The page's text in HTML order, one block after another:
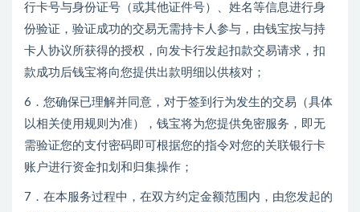
行卡号与身份证号（或其他证件号）、姓名等信息进行身
份验证，验证成功的交易无需持卡人参与，由钱宝按与持
卡人协议所获得的授权，向发卡行发起扣款交易请求，扣
款成功后钱宝将向您提供出款明细以供核对；
6．您确保已理解并同意，对于签到行为发生的交易（具体
以相关使用规则为准），钱宝将为您提供免密服务，即无
需验证您的支付密码即可根据您的指令对您的关联银行卡
账户进行资金扣划和归集操作；
7．在本服务过程中，在双方约定金额范围内，由您发起的